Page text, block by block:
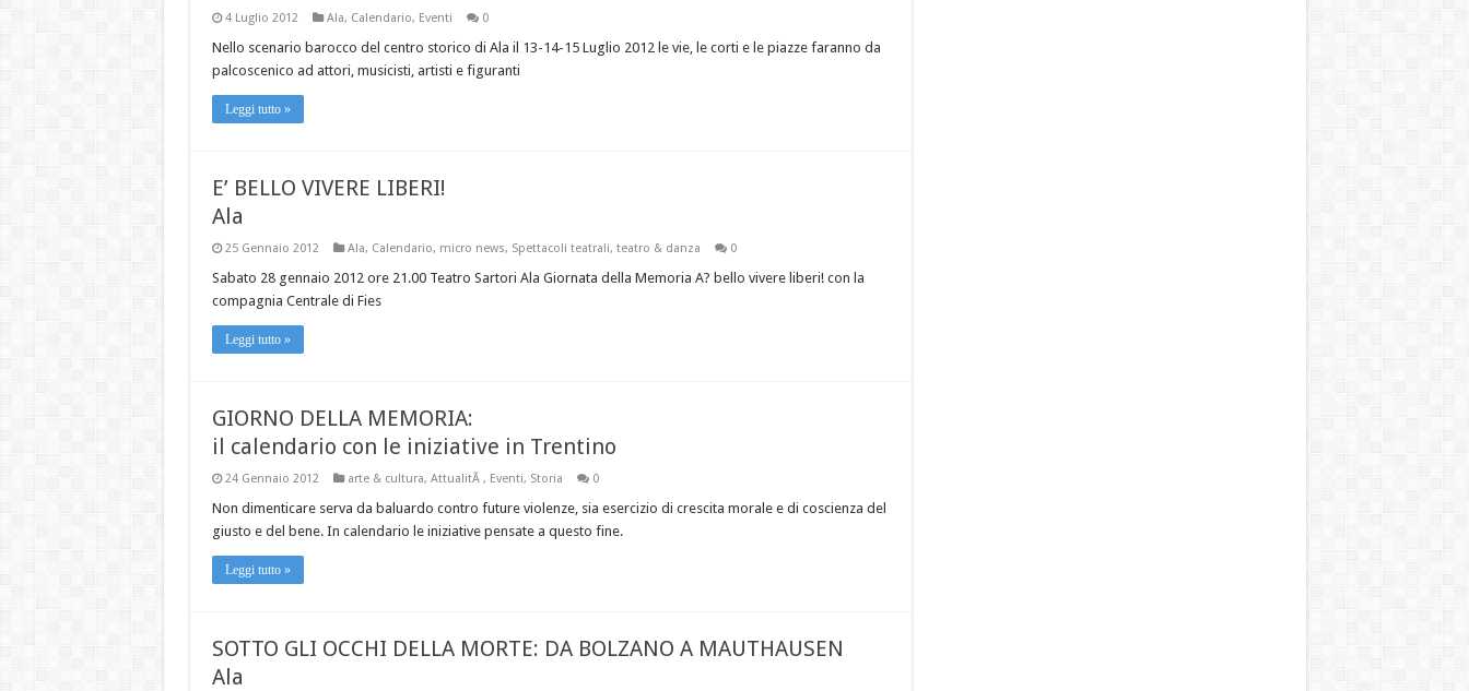
4 Luglio 2012 Ala, Calendario, Eventi 0
Nello scenario barocco del centro storico di Ala il 13-14-15 Luglio 2012 le vie, le corti e le piazze faranno da
palcoscenico ad attori, musicisti, artisti e figuranti
Leggi tutto »
E’ BELLO VIVERE LIBERI!
Ala
25 Gennaio 2012 Ala, Calendario, micro news, Spettacoli teatrali, teatro & danza 0
Sabato 28 gennaio 2012 ore 21.00 Teatro Sartori Ala Giornata della Memoria A? bello vivere liberi! con la
compagnia Centrale di Fies
Leggi tutto »
GIORNO DELLA MEMORIA:
il calendario con le iniziative in Trentino
24 Gennaio 2012 arte & cultura, AttualitÃ , Eventi, Storia 0
Non dimenticare serva da baluardo contro future violenze, sia esercizio di crescita morale e di coscienza del
giusto e del bene. In calendario le iniziative pensate a questo fine.
Leggi tutto »
SOTTO GLI OCCHI DELLA MORTE: DA BOLZANO A MAUTHAUSEN
Ala